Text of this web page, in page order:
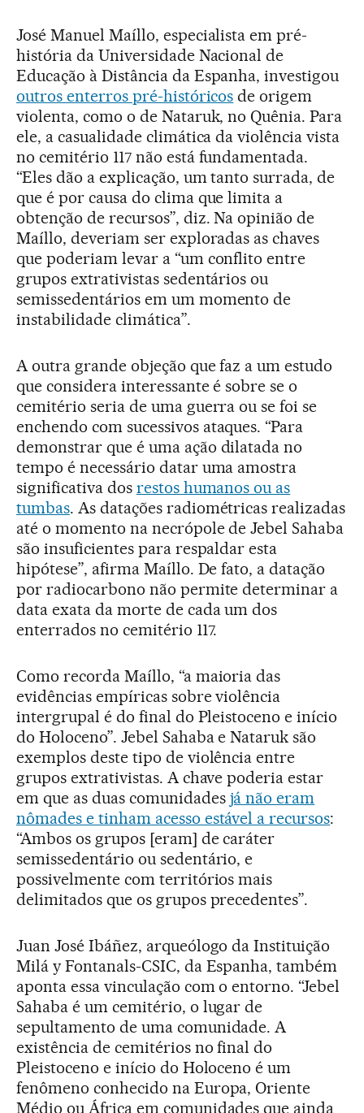
José Manuel Maíllo, especialista em pré-
história da Universidade Nacional de
Educação à Distância da Espanha, investigou
outros enterros pré-históricos de origem
violenta, como o de Nataruk, no Quênia. Para
ele, a casualidade climática da violência vista
no cemitério 117 não está fundamentada.
“Eles dão a explicação, um tanto surrada, de
que é por causa do clima que limita a
obtenção de recursos”, diz. Na opinião de
Maíllo, deveriam ser exploradas as chaves
que poderiam levar a “um conflito entre
grupos extrativistas sedentários ou
semissedentários em um momento de
instabilidade climática”.
A outra grande objeção que faz a um estudo
que considera interessante é sobre se o
cemitério seria de uma guerra ou se foi se
enchendo com sucessivos ataques. “Para
demonstrar que é uma ação dilatada no
tempo é necessário datar uma amostra
significativa dos restos humanos ou as
tumbas. As datações radiométricas realizadas
até o momento na necrópole de Jebel Sahaba
são insuficientes para respaldar esta
hipótese”, afirma Maíllo. De fato, a datação
por radiocarbono não permite determinar a
data exata da morte de cada um dos
enterrados no cemitério 117.
Como recorda Maíllo, “a maioria das
evidências empíricas sobre violência
intergrupal é do final do Pleistoceno e início
do Holoceno”. Jebel Sahaba e Nataruk são
exemplos deste tipo de violência entre
grupos extrativistas. A chave poderia estar
em que as duas comunidades já não eram
nômades e tinham acesso estável a recursos:
“Ambos os grupos [eram] de caráter
semissedentário ou sedentário, e
possivelmente com territórios mais
delimitados que os grupos precedentes”.
Juan José Ibáñez, arqueólogo da Instituição
Milá y Fontanals-CSIC, da Espanha, também
aponta essa vinculação com o entorno. “Jebel
Sahaba é um cemitério, o lugar de
sepultamento de uma comunidade. A
existência de cemitérios no final do
Pleistoceno e início do Holoceno é um
fenômeno conhecido na Europa, Oriente
Médio ou África em comunidades que ainda